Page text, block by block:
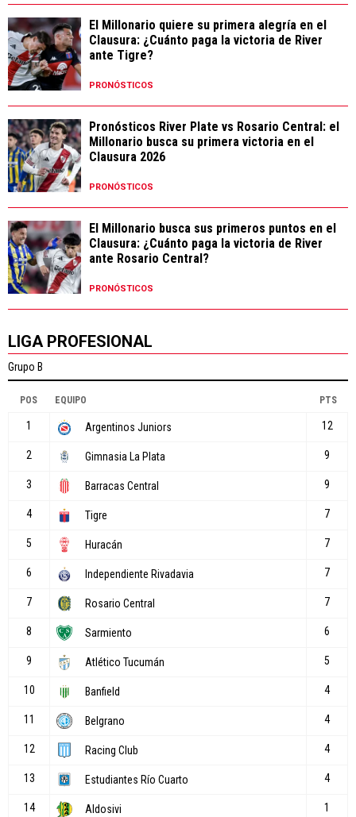
El Millonario quiere su primera alegría en el
Clausura: ¿Cuánto paga la victoria de River
ante Tigre?
PRONÓSTICOS
Pronósticos River Plate vs Rosario Central: el
Millonario busca su primera victoria en el
Clausura 2026
PRONÓSTICOS
El Millonario busca sus primeros puntos en el
Clausura: ¿Cuánto paga la victoria de River
ante Rosario Central?
PRONÓSTICOS
LIGA PROFESIONAL